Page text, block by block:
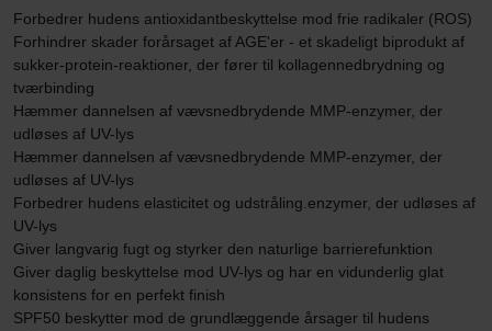
Forbedrer hudens antioxidantbeskyttelse mod frie radikaler (ROS)
Forhindrer skader forårsaget af AGE'er - et skadeligt biprodukt af
sukker-protein-reaktioner, der fører til kollagennedbrydning og
tværbinding
Hæmmer dannelsen af vævsnedbrydende MMP-enzymer, der
udløses af UV-lys
Hæmmer dannelsen af vævsnedbrydende MMP-enzymer, der
udløses af UV-lys
Forbedrer hudens elasticitet og udstråling.enzymer, der udløses af
UV-lys
Giver langvarig fugt og styrker den naturlige barrierefunktion
Giver daglig beskyttelse mod UV-lys og har en vidunderlig glat
konsistens for en perfekt finish
SPF50 beskytter mod de grundlæggende årsager til hudens